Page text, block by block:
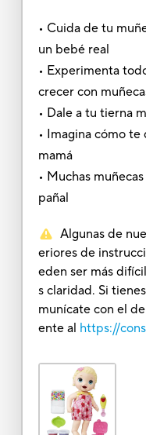
• Cuida de tu
un bebé real
• Experimenta
crecer con
• Dale a tu tierna
• Imagina cómo
mamá
• Muchas
pañal
Algunas de
eriores de
eden ser más
s claridad. Si
munícate con el
ente al https://